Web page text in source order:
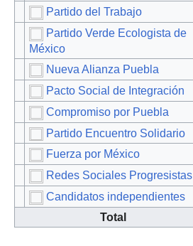
Partido del Trabajo
Partido Verde Ecologista de
México
Nueva Alianza Puebla
Pacto Social de Integración
Compromiso por Puebla
Partido Encuentro Solidario
Fuerza por México
Redes Sociales Progresistas
Candidatos independientes
Total